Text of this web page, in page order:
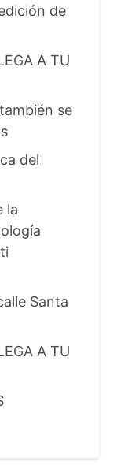
de
A TU
se
del
la
Santa
A TU